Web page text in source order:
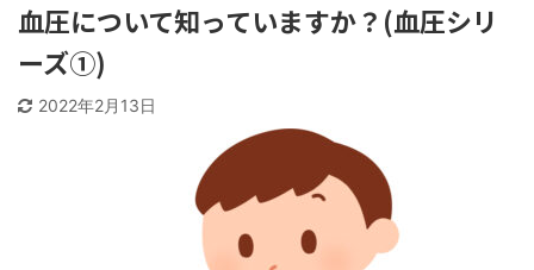
血圧について知っていますか？(血圧シリ
ーズ①)
2022年2月13日